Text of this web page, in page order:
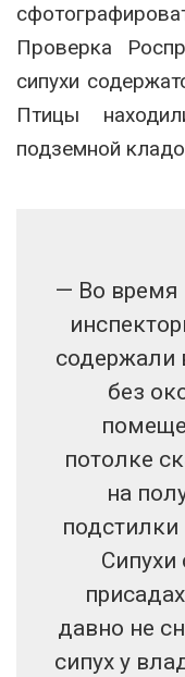
Проверка
сипухи
Птицы
подземной
— Во время
содержали
без
потолке
на
подстилки
Сипухи
давно не
сипух у